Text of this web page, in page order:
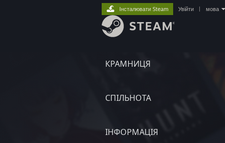
КРАМНИЦЯ
СПІЛЬНОТА
ІНФОРМАЦІЯ
Інсталювати Steam Увійти мова